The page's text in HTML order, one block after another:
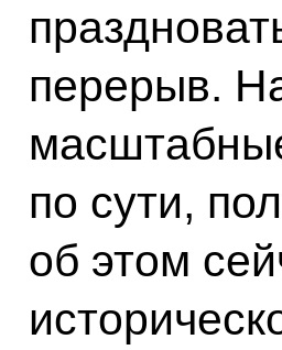
перерыв.
по сути,
об этом